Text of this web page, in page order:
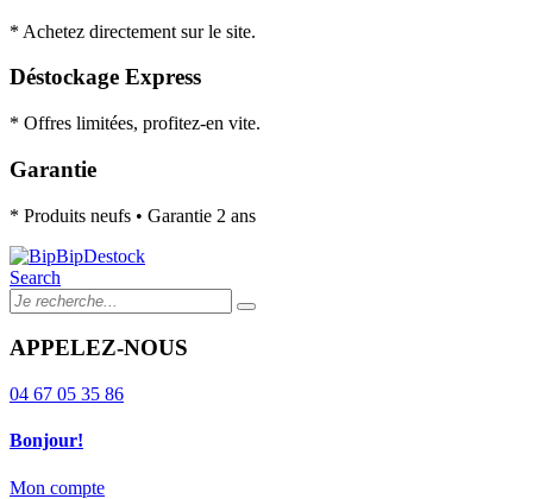
* Achetez directement sur le site.
Déstockage Express
* Offres limitées, profitez-en vite.
Garantie
* Produits neufs • Garantie 2 ans
Search
APPELEZ-NOUS
04 67 05 35 86
Bonjour!
Mon compte